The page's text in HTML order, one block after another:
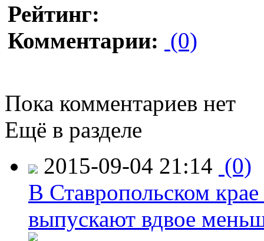
Рейтинг:
Комментарии: (0)
Пока комментариев нет
Ещё в разделе
2015-09-04 21:14 (0)
В Ставропольском
выпускают вдвое